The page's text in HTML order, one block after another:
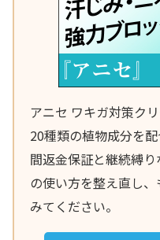
アニセ ワキガ対策ク
20種類の植物成分を
間返金保証と継続縛
の使い方を整え直し
みてください。